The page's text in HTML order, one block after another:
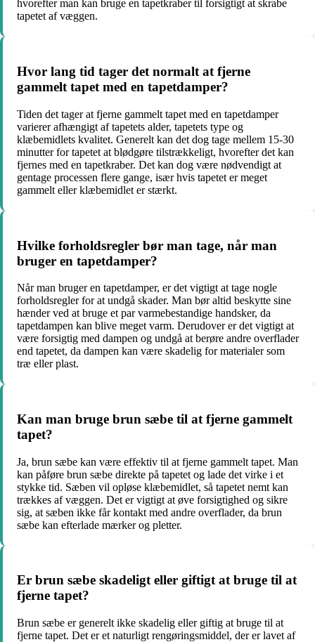
hvorefter man kan bruge en tapetkraber til forsigtigt at skrabe
tapetet af væggen.
Hvor lang tid tager det normalt at fjerne
gammelt tapet med en tapetdamper?
Tiden det tager at fjerne gammelt tapet med en tapetdamper
varierer afhængigt af tapetets alder, tapetets type og
klæbemidlets kvalitet. Generelt kan det dog tage mellem 15-30
minutter for tapetet at blødgøre tilstrækkeligt, hvorefter det kan
fjernes med en tapetkraber. Det kan dog være nødvendigt at
gentage processen flere gange, især hvis tapetet er meget
gammelt eller klæbemidlet er stærkt.
Hvilke forholdsregler bør man tage, når man
bruger en tapetdamper?
Når man bruger en tapetdamper, er det vigtigt at tage nogle
forholdsregler for at undgå skader. Man bør altid beskytte sine
hænder ved at bruge et par varmebestandige handsker, da
tapetdampen kan blive meget varm. Derudover er det vigtigt at
være forsigtig med dampen og undgå at berøre andre overflader
end tapetet, da dampen kan være skadelig for materialer som
træ eller plast.
Kan man bruge brun sæbe til at fjerne gammelt
tapet?
Ja, brun sæbe kan være effektiv til at fjerne gammelt tapet. Man
kan påføre brun sæbe direkte på tapetet og lade det virke i et
stykke tid. Sæben vil opløse klæbemidlet, så tapetet nemt kan
trækkes af væggen. Det er vigtigt at øve forsigtighed og sikre
sig, at sæben ikke får kontakt med andre overflader, da brun
sæbe kan efterlade mærker og pletter.
Er brun sæbe skadeligt eller giftigt at bruge til at
fjerne tapet?
Brun sæbe er generelt ikke skadelig eller giftig at bruge til at
fjerne tapet. Det er et naturligt rengøringsmiddel, der er lavet af